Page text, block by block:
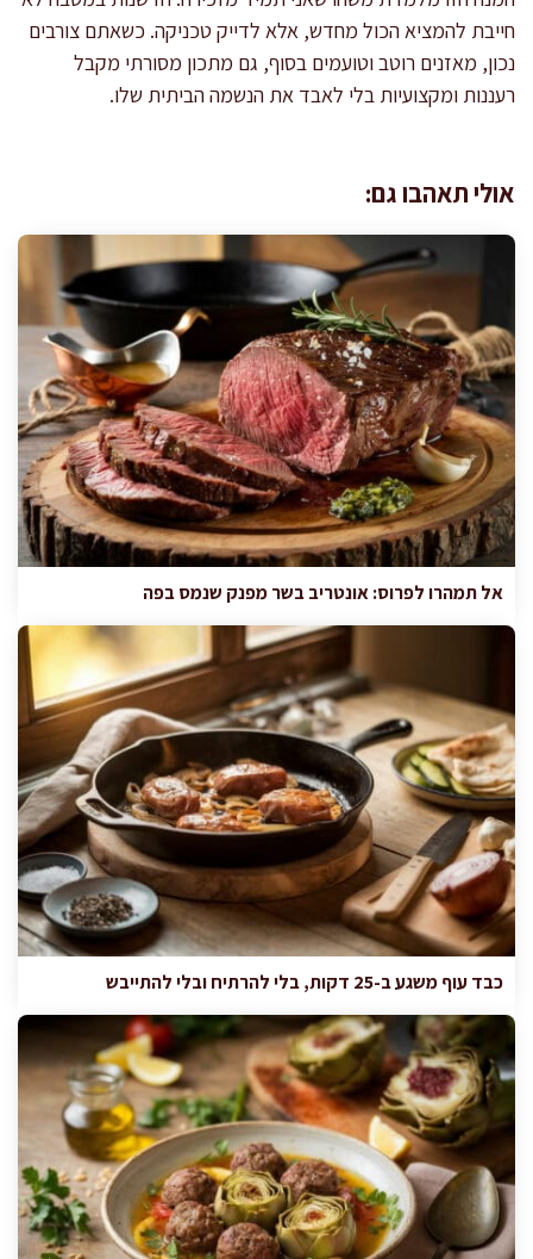
חייבת להמציא הכול מחדש, אלא לדייק טכניקה. כשאתם צורבים
נכון, מאזנים רוטב וטועמים בסוף, גם מתכון מסורתי מקבל
רעננות ומקצועיות בלי לאבד את הנשמה הביתית שלו.
אולי תאהבו גם:
אל תמהרו לפרוס: אונטריב בשר מפנק שנמס בפה
כבד עוף משגע ב-25 דקות, בלי להרתיח ובלי להתייבש